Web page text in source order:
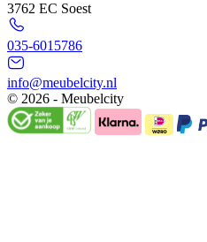
3762 EC Soest
035-6015786
info@meubelcity.nl
© 2026 - Meubelcity